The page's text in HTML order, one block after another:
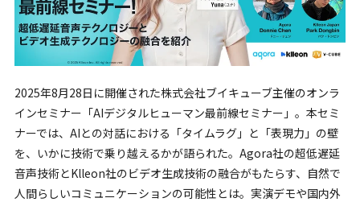
2025年8月28日に開催された株式会社ブイキューブ主催のオンラ
インセミナー「AIデジタルヒューマン最前線セミナー」。本セミ
ナーでは、AIとの対話における「タイムラグ」と「表現力」の壁
を、いかに技術で乗り越えるかが語られた。Agora社の超低遅延
音声技術とKlleon社のビデオ生成技術の融合がもたらす、自然で
人間らしいコミュニケーションの可能性とは。実演デモや国内外